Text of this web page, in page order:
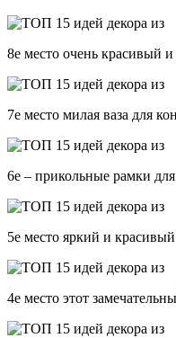
8е место очень красивый
7е место милая ваза для
6е – прикольные рамки
5е место яркий и
4е место этот